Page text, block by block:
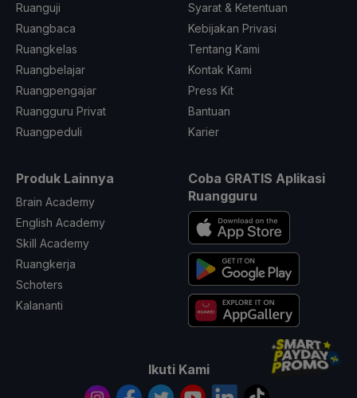
Ruanguji
Ruangbaca
Ruangkelas
Ruangbelajar
Ruangpengajar
Ruangguru Privat
Ruangpeduli
Syarat & Ketentuan
Kebijakan Privasi
Tentang Kami
Kontak Kami
Press Kit
Bantuan
Karier
Produk Lainnya
Brain Academy
English Academy
Skill Academy
Ruangkerja
Schoters
Kalananti
Coba GRATIS Aplikasi
Ruangguru
Ikuti Kami